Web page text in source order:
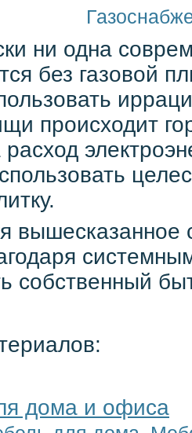
ни одна
без газовой
происходит
расход
вышесказанное
собственный
дома и офиса